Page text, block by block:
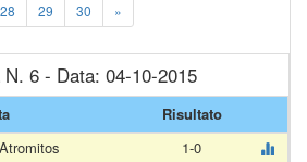
28 29 30 »
6 - Data: 04-10-2015
Risultato
1-0